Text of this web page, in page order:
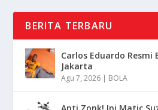
BERITA TERBARU
Carlos Eduardo Resmi
Jakarta
Agu 7, 2026 | BOLA